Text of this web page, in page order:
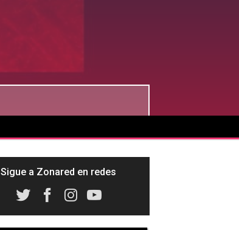
Sigue a Zonared en redes